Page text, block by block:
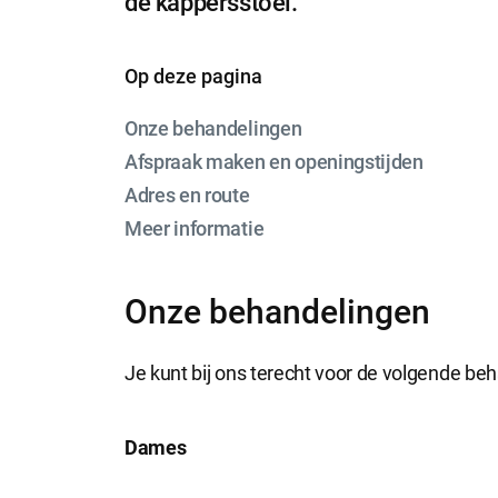
Op deze pagina
Onze behandelingen
Afspraak maken en openingstijden
Adres en route
Meer informatie
Onze behandelingen
Je kunt bij ons terecht voor de volgende
Dames